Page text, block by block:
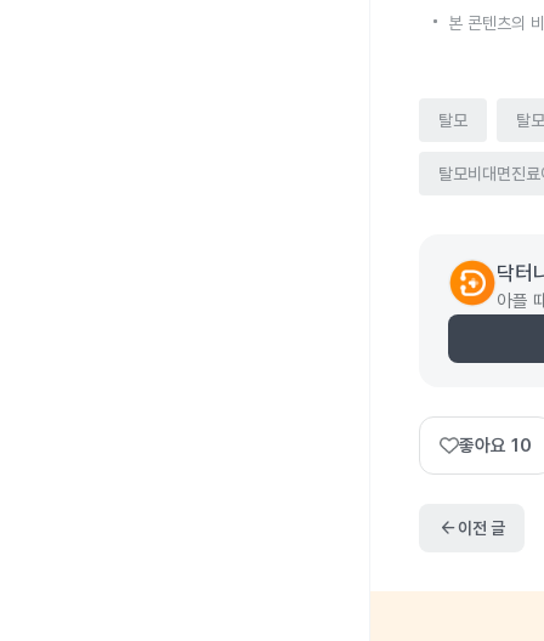
본 콘텐츠의
탈모 탈
탈모비대면진
닥터
아플
좋아요 10
arrow_back이전 글